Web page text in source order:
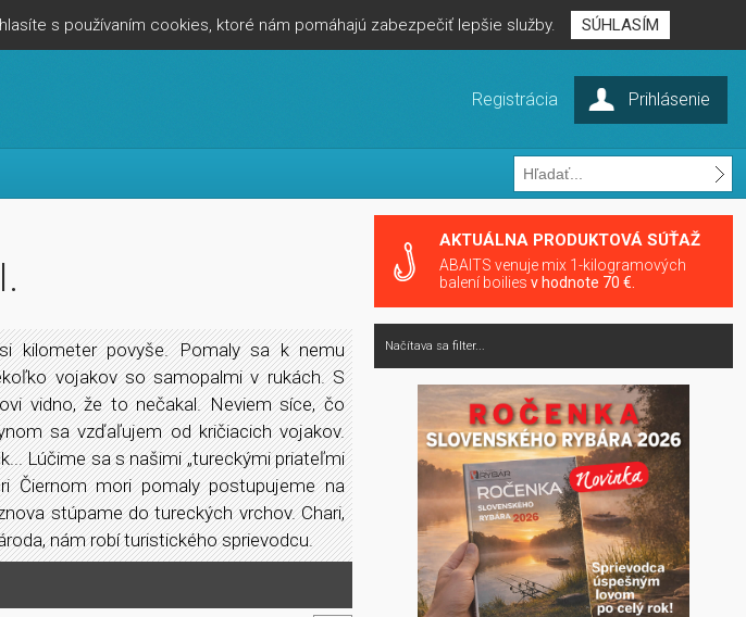
s používaním cookies, ktoré nám pomáhajú zabezpečiť lepšie služby. SÚHLASÍM
Prihlásenie
Registrácia
kilometer povyše. Pomaly sa k nemu
vojakov so samopalmi v rukách. S
vidno, že to nečakal. Neviem síce, čo
sa vzďaľujem od kričiacich vojakov.
Lúčime sa s našimi „tureckými priateľmi
Čiernom mori pomaly postupujeme na
stúpame do tureckých vrchov. Chari,
nám robí turistického sprievodcu.
AKTUÁLNA PRODUKTOVÁ SÚŤAŽ
ABAITS venuje mix 1-kilogramových
balení boilies v hodnote 70 €.
Načítava sa filter...